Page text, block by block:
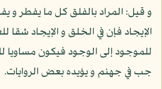
و قيل: المراد بالفلق كل ما يفطر و
الإيجاد فإن في الخلق و الإيجاد شقا
للموجود إلى الوجود فيكون
جب في جهنم و يؤيده بعض الروايات.